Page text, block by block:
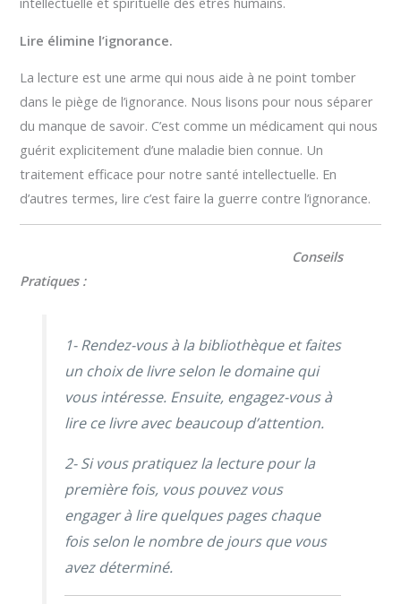
Lire élimine l’ignorance.
La lecture est une arme qui nous aide à ne point tomber
dans le piège de l’ignorance. Nous lisons pour nous séparer
du manque de savoir. C’est comme un médicament qui nous
guérit explicitement d’une maladie bien connue. Un
traitement efficace pour notre santé intellectuelle. En
d’autres termes, lire c’est faire la guerre contre l’ignorance.
Conseils
Pratiques :
1- Rendez-vous à la bibliothèque et faites
un choix de livre selon le domaine qui
vous intéresse. Ensuite, engagez-vous à
lire ce livre avec beaucoup d’attention.
2- Si vous pratiquez la lecture pour la
première fois, vous pouvez vous
engager à lire quelques pages chaque
fois selon le nombre de jours que vous
avez déterminé.